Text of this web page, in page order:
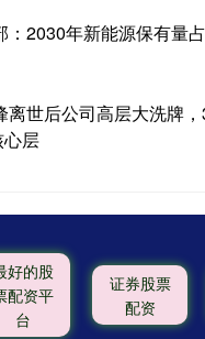
：2030年新能源保有量
离世后公司高层大洗牌
层
好的股
配资平
台
证券股票
配资